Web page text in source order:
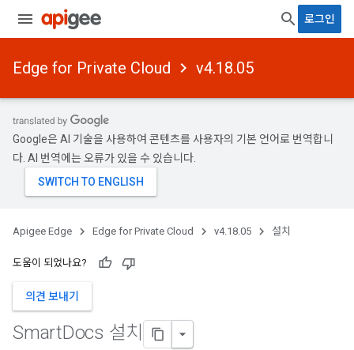
로그인
Edge for Private Cloud v4.18.05
Google은 AI 기술을 사용하여 콘텐츠를 사용자의 기본 언어로 번역합니
다. AI 번역에는 오류가 있을 수 있습니다.
Apigee Edge Edge for Private Cloud v4.18.05 설치
도움이 되었나요?
의견 보내기
SmartDocs 설치